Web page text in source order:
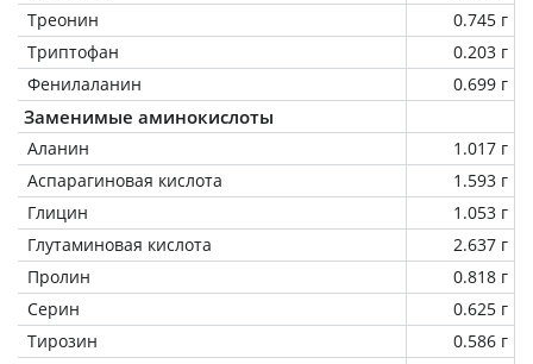
Треонин
0.745 г
Триптофан
0.203 г
Фенилаланин
0.699 г
Заменимые аминокислоты
Аланин
1.017 г
Аспарагиновая кислота
1.593 г
Глицин
1.053 г
Глутаминовая кислота
2.637 г
Пролин
0.818 г
Серин
0.625 г
Тирозин
0.586 г